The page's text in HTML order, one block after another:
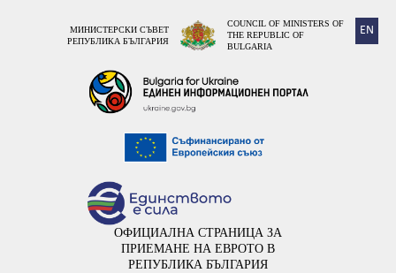
EN
МИНИСТЕРСКИ СЪВЕТ
РЕПУБЛИКА БЪЛГАРИЯ
COUNCIL OF MINISTERS OF
THE REPUBLIC OF
BULGARIA
ОФИЦИАЛНА СТРАНИЦА ЗА
ПРИЕМАНЕ НА ЕВРОТО В
РЕПУБЛИКА БЪЛГАРИЯ